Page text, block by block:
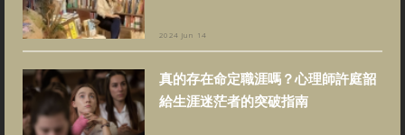
2024 Jun 14
真的存在命定職涯嗎？心理師許庭韶
給生涯迷茫者的突破指南